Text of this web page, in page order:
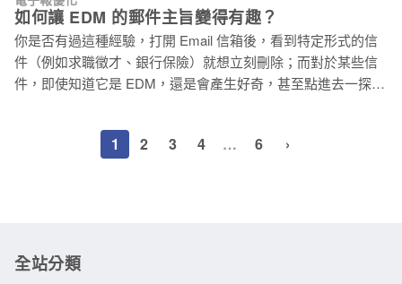
完成購買轉變成顧客，每一個階段都需要精心策劃才能避免潛
在顧客的流失，透過 A/B 測試可以觀察受測者回饋的行為反
應，便能了解使用者的偏好，作為後續優化的參考依據。例如
以下兩封 Email，在其他資訊皆相同的情況下，僅改變 Email
導致修復過程充滿不確定性。開發人員反覆嘗試調整顏色、版
面與樣式設定，但始終無法穩定解決，形成顯著的時間與資源
消耗。這類 Outlook 特有的渲染錯誤，至今仍是許多郵件專案
中令人頭痛的變數之一。 為什麼會有白線？ 微軟早已知道此問
題，但多年來從未給出官方說法。它多見於 Windows 桌面版
px 轉換成 pt 時，若行高（line-height）、高度或字體大小帶有
小數點，該「餘數」就會變成一條醜陋的白線。 不同電腦、相
如何讓 EDM 的郵件主旨變得有趣？
你是否有過這種經驗，打開 Email 信箱後，看到特定形式的信
件（例如求職徵才、銀行保險）就想立刻刪除；而對於某些信
件，即使知道它是 EDM，還是會產生好奇，甚至點進去一探究
作用，勾起客戶點開信件的動機。 EDM 的郵件主旨就像實體
商店的門面，客戶一看到店面就會建立第一印象，接著決定要
滑鼠點開 EDM！ 利用「個人化」主旨，抓住客戶的心 如果你
手中有客戶資料，那麼就能利用這些資訊將主旨「個人化」，
1 2 3 4 … 6 ›
全站分類